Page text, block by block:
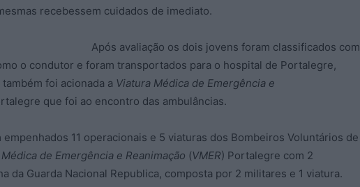
recebessem cuidados de imediato.
Após avaliação os dois jovens foram classificados
o condutor e foram transportados para o hospital de Portalegre,
foi acionada a Viatura Médica de Emergência e
que foi ao encontro das ambulâncias.
11 operacionais e 5 viaturas dos Bombeiros Voluntários de
de Emergência e Reanimação (VMER) Portalegre com 2
da Guarda Nacional Republica, composta por 2 militares e 1 viatura.